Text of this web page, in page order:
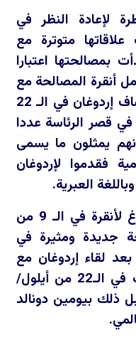
لإعادة النظر في
علاقاتها متوترة مع
بمصالحتها اعتبارا
تهمل أنقرة المصالحة مع
الكيان العبري أيضا حيث استضاف إردوغان في الـ 22
من كانون الأول/ديسمبر 2021 في قصر الرئاسة عددا
يمثلون ما يسمى
فقدموا لإردوغان
العبرية.
وجاءت زيارة الرئيس هرتسوغ لأنقرة في الـ 9 من
صفحة جديدة ومثيرة في
لقاء إردوغان مع
رئيس الوزراء لابيد في نيويورك في الـ22 من أيلول/
قبل ذلك بيومين دونالد